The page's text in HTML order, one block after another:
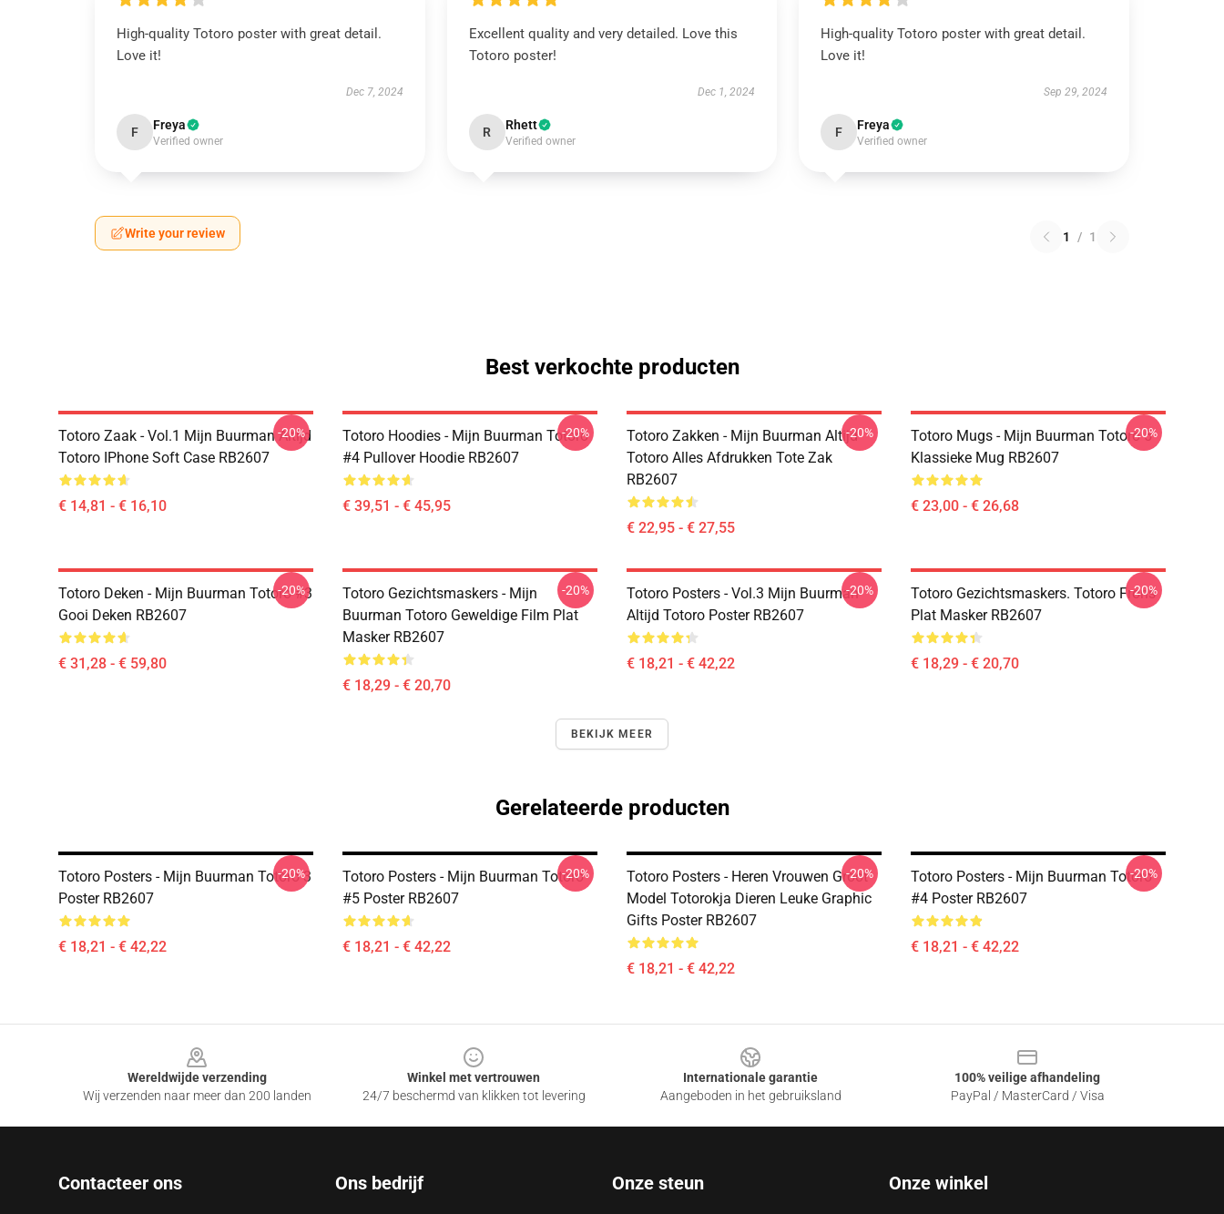
High-quality Totoro poster with great detail.
Love it!
Dec 7, 2024
F Freya
Verified owner
Excellent quality and very detailed. Love this
Totoro poster!
Dec 1, 2024
R Rhett
Verified owner
High-quality Totoro poster with great detail.
Love it!
Sep 29, 2024
F Freya
Verified owner
Write your review 1 / 1
Best verkochte producten
Totoro Zaak - Vol.1 Mijn Buurman Altijd
Totoro IPhone Soft Case RB2607
€ 14,81 - € 16,10
-20%
Totoro Hoodies - Mijn Buurman Totoro
#4 Pullover Hoodie RB2607
€ 39,51 - € 45,95
-20%
Totoro Zakken - Mijn Buurman Altijd
Totoro Alles Afdrukken Tote Zak
RB2607
€ 22,95 - € 27,55
-20%
Totoro Mugs - Mijn Buurman Totoro 5
Klassieke Mug RB2607
€ 23,00 - € 26,68
-20%
Totoro Deken - Mijn Buurman Totoro #3
Gooi Deken RB2607
€ 31,28 - € 59,80
-20%
Totoro Gezichtsmaskers - Mijn
Buurman Totoro Geweldige Film Plat
Masker RB2607
€ 18,29 - € 20,70
-20%
Totoro Posters - Vol.3 Mijn Buurman
Altijd Totoro Poster RB2607
€ 18,21 - € 42,22
-20%
Totoro Gezichtsmaskers. Totoro Frons
Plat Masker RB2607
€ 18,29 - € 20,70
-20%
BEKIJK MEER
Gerelateerde producten
Totoro Posters - Mijn Buurman Totoro 3
Poster RB2607
€ 18,21 - € 42,22
-20%
Totoro Posters - Mijn Buurman Totoro
#5 Poster RB2607
€ 18,21 - € 42,22
-20%
Totoro Posters - Heren Vrouwen Groot
Model Totorokja Dieren Leuke Graphic
Gifts Poster RB2607
€ 18,21 - € 42,22
-20%
Totoro Posters - Mijn Buurman Totoro
#4 Poster RB2607
€ 18,21 - € 42,22
-20%
Wereldwijde verzending
Wij verzenden naar meer dan 200 landen
Winkel met vertrouwen
24/7 beschermd van klikken tot levering
Internationale garantie
Aangeboden in het gebruiksland
100% veilige afhandeling
PayPal / MasterCard / Visa
Contacteer ons Ons bedrijf Onze steun Onze winkel